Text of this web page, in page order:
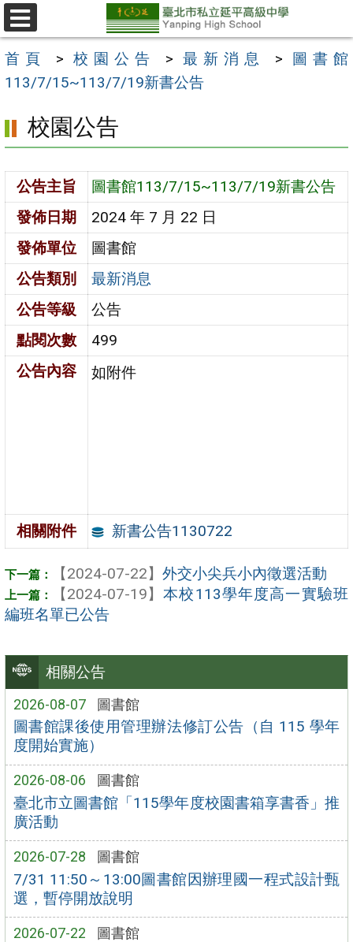
跳
至
主
要
區
選
單
首頁 > 校園公告 > 最新消息 > 圖書館
113/7/15~113/7/19新書公告
相關公告
2026-08-07 圖書館
圖書館課後使用管理辦法修訂公告（自 115 學年
度開始實施）
2026-08-06 圖書館
臺北市立圖書館「115學年度校園書箱享書香」推
廣活動
2026-07-28 圖書館
7/31 11:50～13:00圖書館因辦理國一程式設計甄
選，暫停開放說明
2026-07-22 圖書館
校園公告
公告主旨
圖書館113/7/15~113/7/19新書公告
發佈日期
2024 年 7 月 22 日
發佈單位
圖書館
公告類別
最新消息
公告等級
公告
點閱次數
499
公告內容
如附件
相關附件 新書公告1130722
【2024-07-22】 外交小尖兵小內徵選活動
【2024-07-19】 本校113學年度高一實驗班
編班名單已公告